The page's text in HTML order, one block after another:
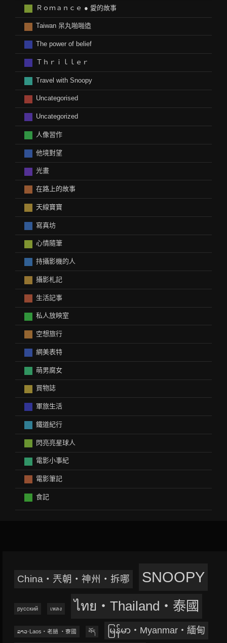
Ｒｏｍａｎｃｅ ● 愛的故事
Taiwan 呆丸啪啪造
The power of belief
Ｔｈｒｉｌｌｅｒ
Travel with Snoopy
Uncategorised
Uncategorized
人像習作
他境對望
光畫
在路上的故事
天線寶寶
寫真坊
心情隨筆
持攝影機的人
攝影札記
生活記事
私人放映室
空想旅行
網美表特
萌男腐女
買物誌
軍旅生活
鐵道紀行
閃亮亮星球人
電影小事紀
電影筆記
食記
China‧兲朝‧神州‧拆哪 SNOOPY
русский เพลง ไทย‧Thailand‧泰國
ລາວ‧Laos‧老撾 ‧寮國 བོད မြန်မာ‧Myanmar‧緬甸